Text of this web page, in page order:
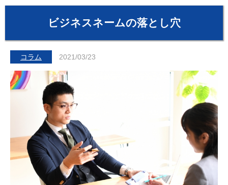
ビジネスネームの落とし穴
コラム 2021/03/23